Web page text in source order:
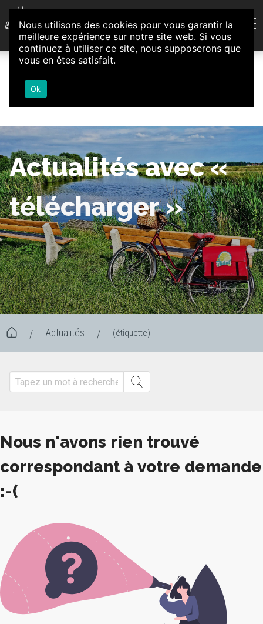
Aller au contenu
Association d'Animation et d'Initiatives Citoyennes
Loire-Authion
Actualités avec «
télécharger »
/ Actualités / (étiquette)
Nous n'avons rien trouvé
correspondant à votre demande
:-(
Nous utilisons des cookies pour vous garantir la
meilleure expérience sur notre site web. Si vous
continuez à utiliser ce site, nous supposerons que
vous en êtes satisfait.
Ok